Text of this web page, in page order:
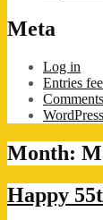
Meta
Log in
Entries
Month:
Happy